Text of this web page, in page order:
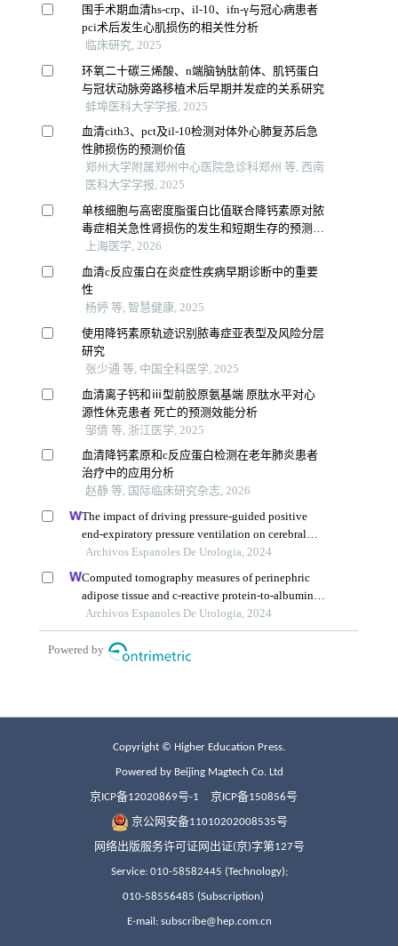
Copyright © Higher Education Press.
Powered by Beijing Magtech Co. Ltd
京ICP备12020869号-1 京ICP备150856号
京公网安备11010202008535号
网络出版服务许可证网出证(京)字第127号
Service: 010-58582445 (Technology);
010-58556485 (Subscription)
E-mail: subscribe@hep.com.cn